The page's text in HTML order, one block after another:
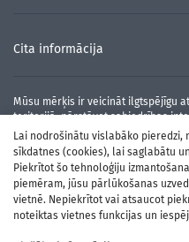
Lai nodrošinātu vislabāko pieredzi,
sīkdatnes (cookies), lai saglabātu
Piekrītot šo tehnoloģiju
piemēram, jūsu pārlūkošanas
vietnē. Nepiekrītot vai atsaucot
noteiktas vietnes funkcijas un
Cita informācija
Mūsu mērķis ir veicināt ilgtspējīgu
teritorijā, pārstāvot sabiedrības